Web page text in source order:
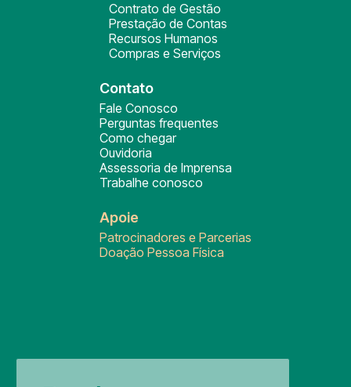
Contrato de Gestão
Prestação de Contas
Recursos Humanos
Compras e Serviços
Contato
Fale Conosco
Perguntas frequentes
Como chegar
Ouvidoria
Assessoria de Imprensa
Trabalhe conosco
Apoie
Patrocinadores e Parcerias
Doação Pessoa Física